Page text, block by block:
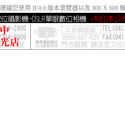
建議您使用 IE4.0 版本瀏覽器以及 800 X 600